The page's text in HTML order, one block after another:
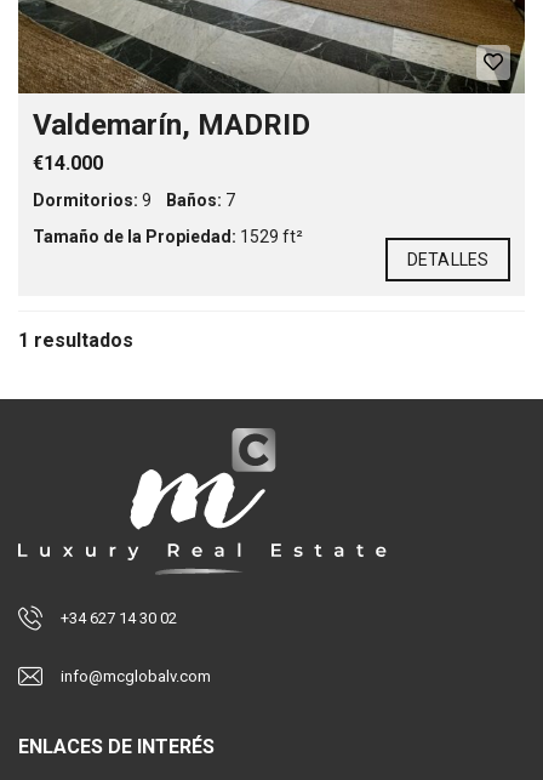
Valdemarín, MADRID
€14.000
Dormitorios: 9 Baños: 7
Tamaño de la Propiedad: 1529 ft²
DETALLES
1 resultados
+34 627 14 30 02
info@mcglobalv.com
ENLACES DE INTERÉS